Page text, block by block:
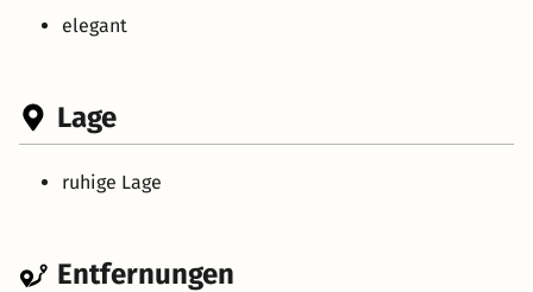
elegant
Lage
ruhige Lage
Entfernungen